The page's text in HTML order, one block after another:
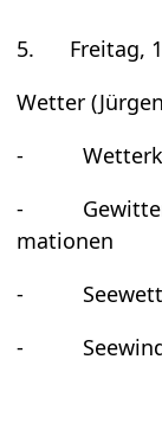
5. Frei­tag,
Wet­ter
-
- Gewit­ter
ma­tio­nen
-
- See­wind